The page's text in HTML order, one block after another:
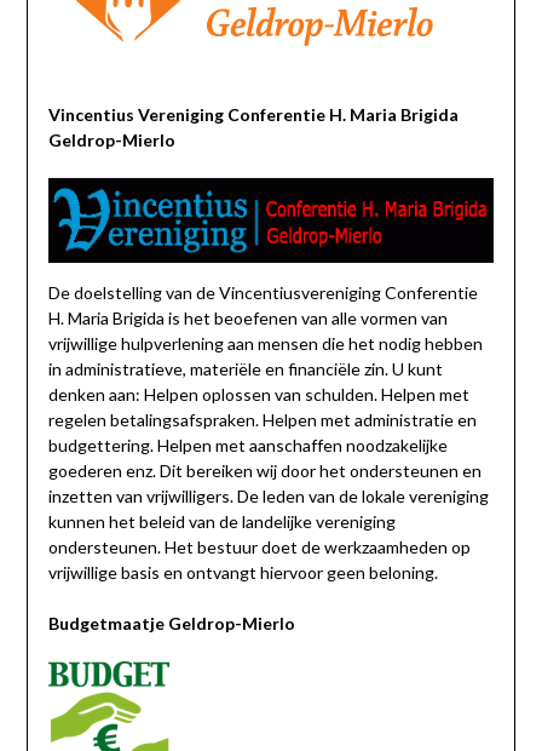
Vincentius Vereniging Conferentie H. Maria Brigida
Geldrop-Mierlo
De doelstelling van de Vincentiusvereniging Conferentie
H. Maria Brigida is het beoefenen van alle vormen van
vrijwillige hulpverlening aan mensen die het nodig hebben
in administratieve, materiële en financiële zin. U kunt
denken aan: Helpen oplossen van schulden. Helpen met
regelen betalingsafspraken. Helpen met administratie en
budgettering. Helpen met aanschaffen noodzakelijke
goederen enz. Dit bereiken wij door het ondersteunen en
inzetten van vrijwilligers. De leden van de lokale vereniging
kunnen het beleid van de landelijke vereniging
ondersteunen. Het bestuur doet de werkzaamheden op
vrijwillige basis en ontvangt hiervoor geen beloning.
Budgetmaatje Geldrop-Mierlo